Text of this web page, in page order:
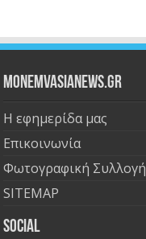
Monemvasianews.gr
Η εφημερίδα μας
Επικοινωνία
Φωτογραφική Συλλογή
SITEMAP
Social